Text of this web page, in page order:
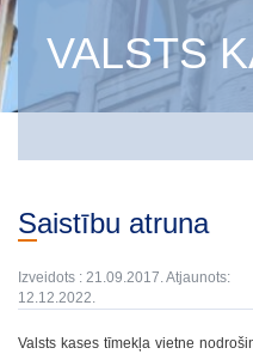
VALSTS
Saistību atruna
Izveidots : 21.09.2017. Atjaunots:
12.12.2022.
Valsts kases tīmekļa vietne